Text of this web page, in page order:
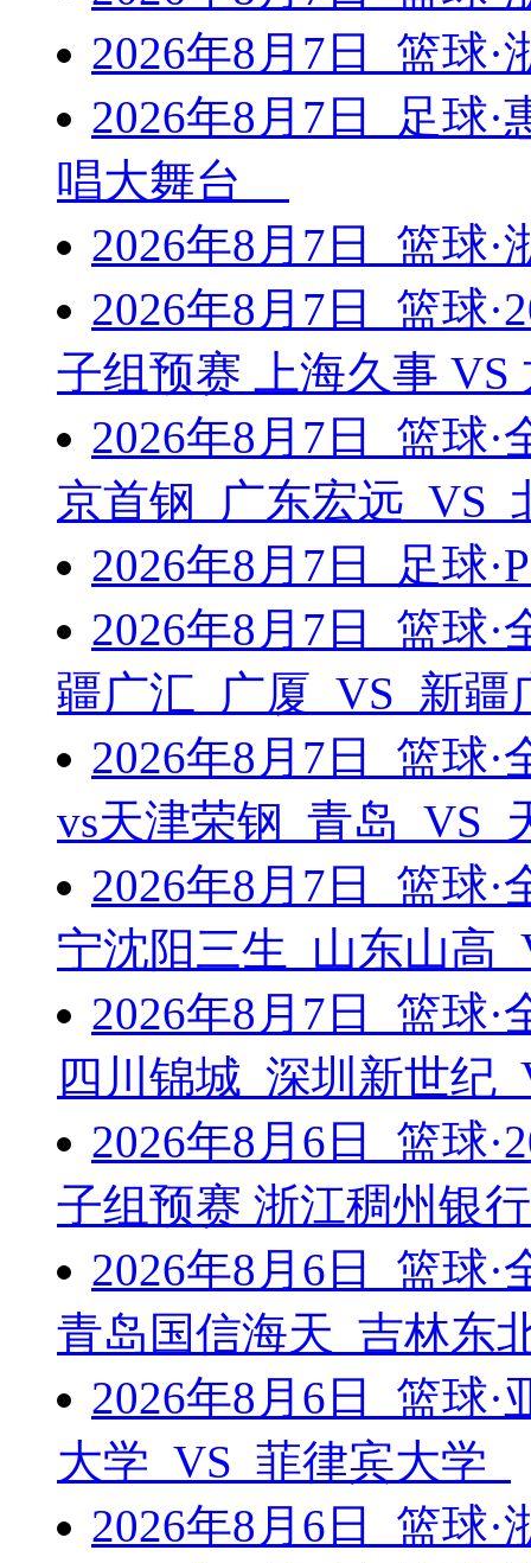
2026年8月7日 篮球
2026年8月7日 足球·
唱大舞台
2026年8月7日 篮球
2026年8月7日 篮球
子组预赛 上海久事
2026年8月7日 篮球·
京首钢 广东宏远 VS
2026年8月7日 足球
2026年8月7日 篮球·
疆广汇 广厦 VS 新
2026年8月7日 篮球·
vs天津荣钢 青岛 VS
2026年8月7日 篮球·
宁沈阳三生 山东山
2026年8月7日 篮球·
四川锦城 深圳新世
2026年8月6日 篮球
子组预赛 浙江稠州银
2026年8月6日 篮球·
青岛国信海天 吉林
2026年8月6日 篮球
大学 VS 菲律宾大学
2026年8月6日 篮球